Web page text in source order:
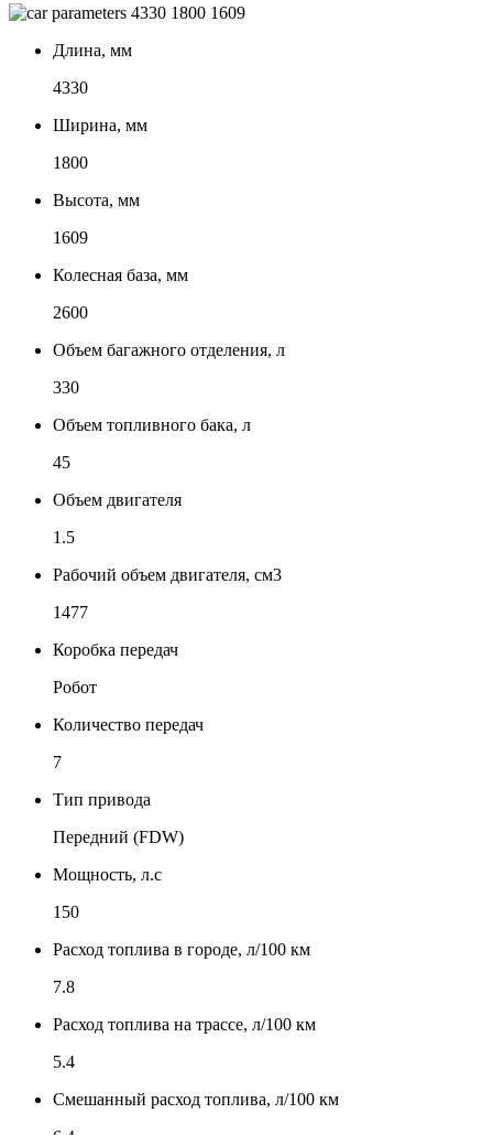
4330 1800 1609
Длина, мм
4330
Ширина, мм
1800
Высота, мм
1609
Колесная база, мм
2600
Объем багажного отделения, л
330
Объем топливного бака, л
45
Объем двигателя
1.5
Рабочий объем двигателя, см3
1477
Коробка передач
Робот
Количество передач
7
Тип привода
Передний (FDW)
Мощность, л.с
150
Расход топлива в городе, л/100 км
7.8
Расход топлива на трассе, л/100 км
5.4
Смешанный расход топлива, л/100 км